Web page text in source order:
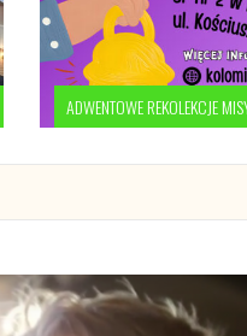
ADWENTOWE REKOLEKCJE